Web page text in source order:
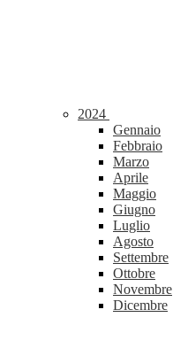
2024
Gennaio
Febbraio
Marzo
Aprile
Maggio
Giugno
Luglio
Agosto
Settembre
Ottobre
Novembre
Dicembre